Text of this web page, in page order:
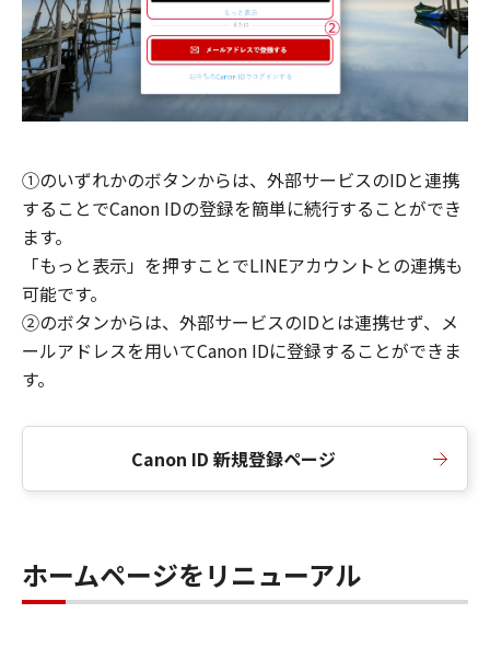
①のいずれかのボタンからは、外部サービスのIDと連携
することでCanon IDの登録を簡単に続行することができ
ます。
「もっと表示」を押すことでLINEアカウントとの連携も
可能です。
②のボタンからは、外部サービスのIDとは連携せず、メ
ールアドレスを用いてCanon IDに登録することができま
す。
Canon ID 新規登録ページ
ホームページをリニューアル